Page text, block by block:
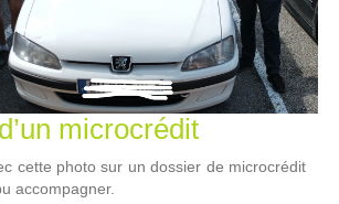
microcrédit
cette photo sur un dossier de microcrédit
accompagner.